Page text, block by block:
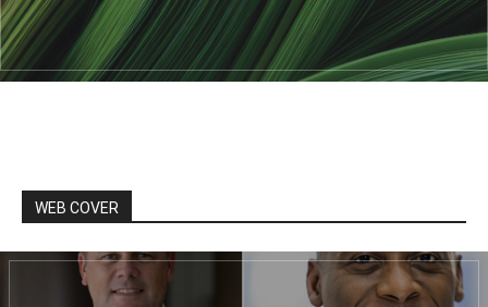
WEB COVER